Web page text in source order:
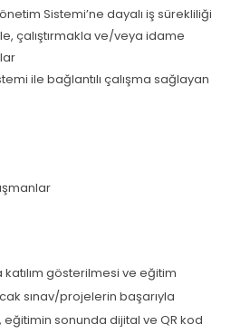
Sistemi’ne dayalı iş sürekliliği
çalıştırmakla ve/veya idame
ile bağlantılı çalışma sağlayan
gösterilmesi ve eğitim
sınav/projelerin başarıyla
sonunda dijital ve QR kod